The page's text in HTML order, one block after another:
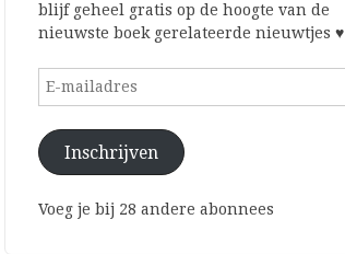
blijf geheel gratis op de hoogte van de
nieuwste boek gerelateerde nieuwtjes ♥
E-
Inschrijven
Voeg je bij 28 andere abonnees